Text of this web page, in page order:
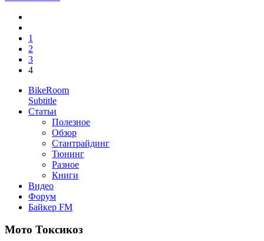
1
2
3
4
BikeRoom
Subtitle
Статьи
Полезное
Обзор
Стантрайдинг
Тюнинг
Разное
Книги
Видео
Форум
Байкер FM
Мото Токсикоз